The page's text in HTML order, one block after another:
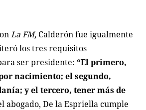
La FM, Calderón fue igualmente
los tres requisitos
ser presidente: “El primero,
nacimiento; el segundo,
y el tercero, tener más de
abogado, De la Espriella cumple